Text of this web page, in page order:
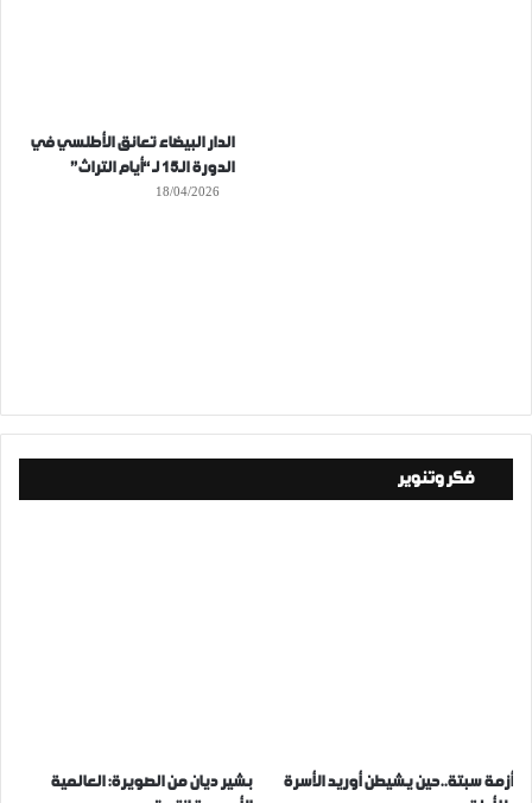
الدار البيضاء تعانق الأطلسي في
الدورة الـ15 لـ “أيام التراث”
18/04/2026
فكر وتنوير
أزمة سبتة..حين يشيطن أوريد الأسرة
بشير ديان من الصويرة: العالمية